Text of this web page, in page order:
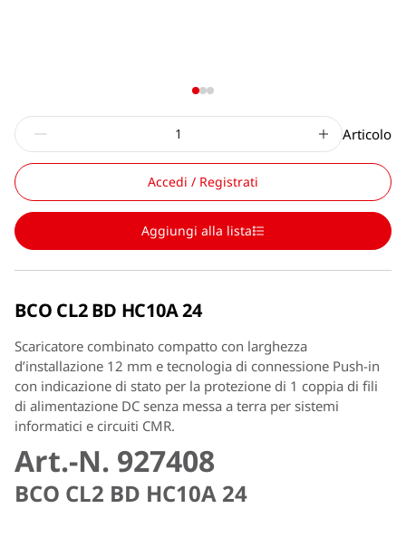
Articolo
Accedi / Registrati
Aggiungi alla lista
BCO CL2 BD HC10A 24
Scaricatore combinato compatto con larghezza
d’installazione 12 mm e tecnologia di connessione Push-in
con indicazione di stato per la protezione di 1 coppia di fili
di alimentazione DC senza messa a terra per sistemi
informatici e circuiti CMR.
Art.-N. 927408
BCO CL2 BD HC10A 24